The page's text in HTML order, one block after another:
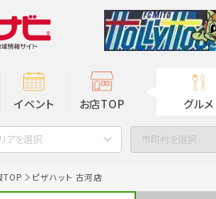
イベント お店TOP グルメ
アを選択 市町村を選択
TOP ピザハット 古河店